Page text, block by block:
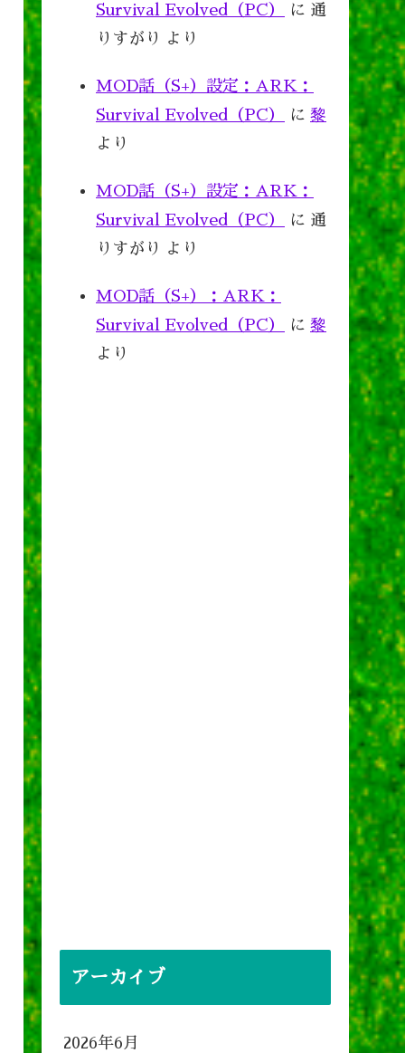
Survival Evolved（PC）
に 通
りすがり
より
MOD話（S+）設定：ARK：
Survival Evolved（PC）
に 黎
より
MOD話（S+）設定：ARK：
Survival Evolved（PC）
に 通
りすがり
より
MOD話（S+）：ARK：
Survival Evolved（PC）
に 黎
より
アーカイブ
2026年6月